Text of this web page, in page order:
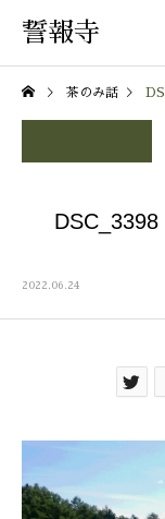
誓報寺
茶のみ話
DSC_3398
2022.06.24